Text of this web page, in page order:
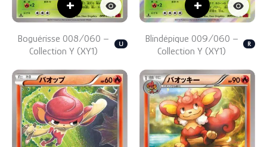
+
Boguérisse 008/060 –
Collection Y (XY1)
U
+
Blindépique 009/060 –
Collection Y (XY1)
R